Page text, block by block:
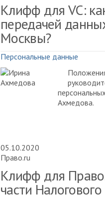
Клифф для VC:
передачей
Москвы?
Персональные данные
Ахмедова.
05.10.2020
Право.ru
Клифф для
части